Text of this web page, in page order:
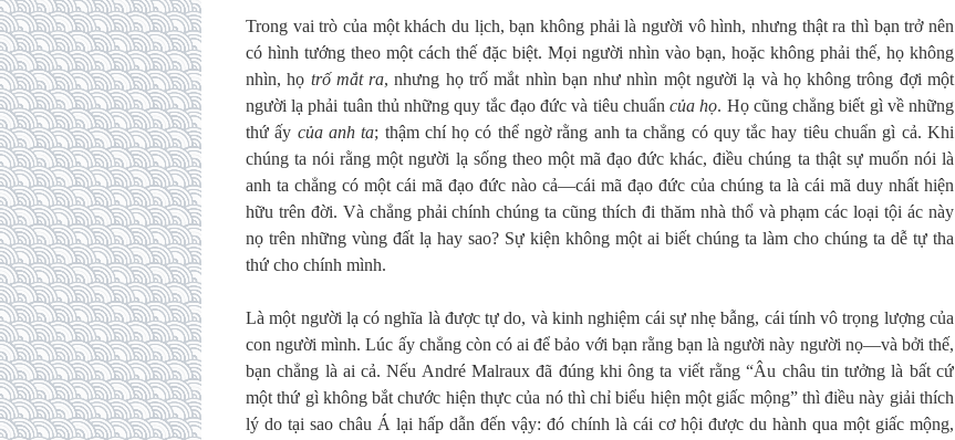
Trong vai trò của một khách du lịch, bạn không phải là người vô hình, nhưng thật ra thì bạn trở nên
có hình tướng theo một cách thế đặc biệt. Mọi người nhìn vào bạn, hoặc không phải thế, họ không
nhìn, họ trố mắt ra, nhưng họ trố mắt nhìn bạn như nhìn một người lạ và họ không trông đợi một
người lạ phải tuân thủ những quy tắc đạo đức và tiêu chuẩncủa họ. Họ cũng chẳng biết gì về những
thứ ấy của anh ta; thậm chí họ có thể ngờ rằng anh ta chẳng có quy tắc hay tiêu chuẩn gì cả. Khi
chúng ta nói rằng một người lạ sống theo một mã đạo đức khác, điều chúng ta thật sự muốn nói là
anh ta chẳng có một cái mã đạo đức nào cả—cái mã đạo đức của chúng ta là cái mã duy nhất hiện
hữu trên đời. Và chẳng phải chính chúng ta cũng thích đi thăm nhà thổ và phạm các loại tội ác này
nọ trên những vùng đất lạ hay sao? Sự kiện không một ai biết chúng ta làm cho chúng ta dễ tự tha
thứ cho chính mình.
Là một người lạ có nghĩa là được tự do, và kinh nghiệm cái sự nhẹ bẫng, cái tính vô trọng lượng của
con người mình. Lúc ấy chẳng còn có ai để bảo với bạn rằng bạn là người này người nọ—và bởi thế,
bạn chẳng là ai cả. Nếu André Malraux đã đúng khi ông ta viết rằng “Âu châu tin tưởng là bất cứ
một thứ gì không bắt chước hiện thực của nó thì chỉ biểu hiện một giấc mộng” thì điều này giải thích
lý do tại sao châu Á lại hấp dẫn đến vậy: đó chính là cái cơ hội được du hành qua một giấc mộng,